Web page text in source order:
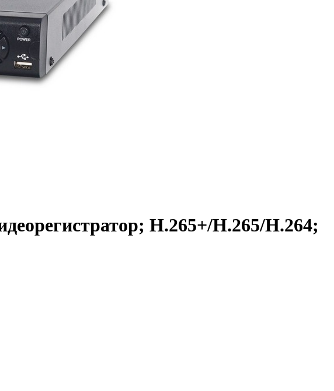
H.265+/H.265/H.264;